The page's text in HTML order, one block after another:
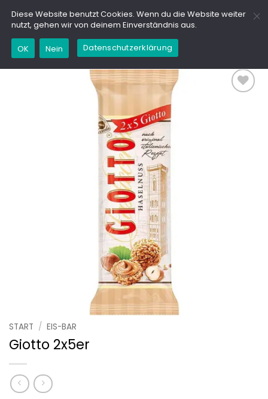
Inhalt
springen
START / EIS-BAR
Giotto 2x5er
Diese Website benutzt Cookies. Wenn du die Website weiter
nutzt, gehen wir von deinem Einverständnis aus.
OK Nein Datenschutzerklärung